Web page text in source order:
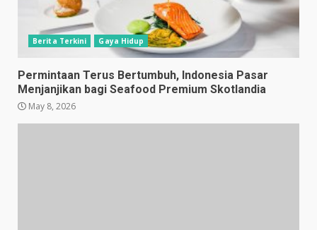
Berita Terkini Gaya Hidup
Permintaan Terus Bertumbuh, Indonesia Pasar
Menjanjikan bagi Seafood Premium Skotlandia
May 8, 2026